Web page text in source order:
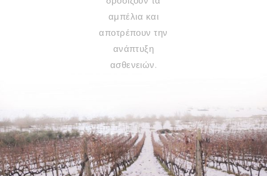
αμπέλια και
αποτρέπουν την
ανάπτυξη
ασθενειών.